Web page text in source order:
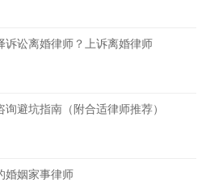
诉讼离婚律师？上诉离婚律师
避坑指南（附合适律师推荐）
婚姻家事律师